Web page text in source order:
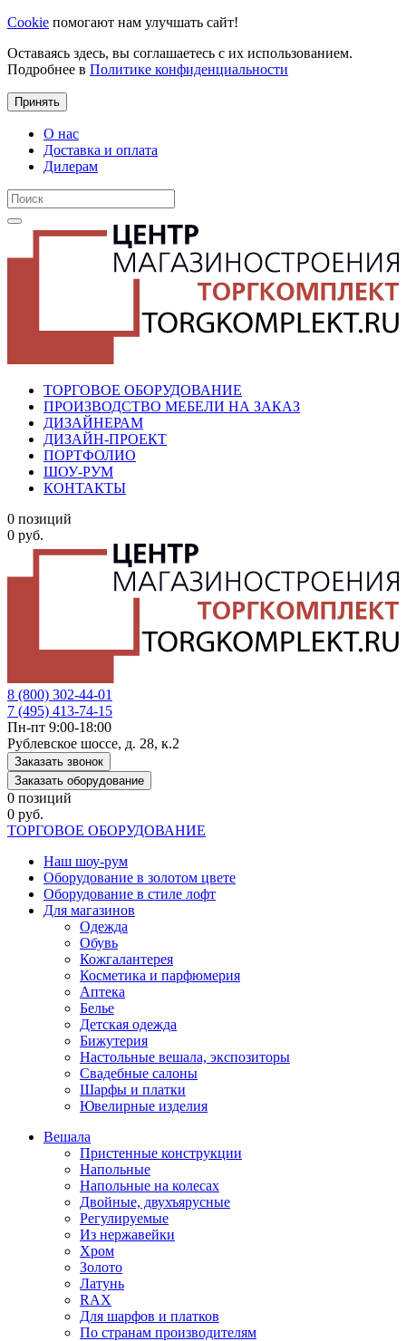
Cookie помогают нам улучшать сайт!
Оставаясь здесь, вы соглашаетесь с их использованием.
Подробнее в Политике конфиденциальности
Принять
О нас
Доставка и оплата
Дилерам
ТОРГОВОЕ ОБОРУДОВАНИЕ
ПРОИЗВОДСТВО МЕБЕЛИ НА ЗАКАЗ
ДИЗАЙНЕРАМ
ДИЗАЙН-ПРОЕКТ
ПОРТФОЛИО
ШОУ-РУМ
КОНТАКТЫ
0 позиций
0 руб.
8 (800) 302-44-01
7 (495) 413-74-15
Пн-пт 9:00-18:00
Рублевское шоссе, д. 28, к.2
Заказать звонок
Заказать оборудование
0 позиций
0 руб.
ТОРГОВОЕ ОБОРУДОВАНИЕ
Наш шоу-рум
Оборудование в золотом цвете
Оборудование в стиле лофт
Для магазинов
Одежда
Обувь
Кожгалантерея
Косметика и парфюмерия
Аптека
Белье
Детская одежда
Бижутерия
Настольные вешала, экспозиторы
Свадебные салоны
Шарфы и платки
Ювелирные изделия
Вешала
Пристенные конструкции
Напольные
Напольные на колесах
Двойные, двухъярусные
Регулируемые
Из нержавейки
Хром
Золото
Латунь
RAX
Для шарфов и платков
По странам производителям